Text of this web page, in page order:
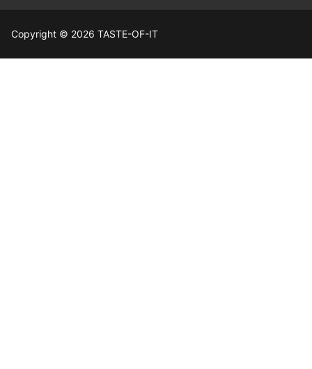
Copyright © 2026 TASTE-OF-IT